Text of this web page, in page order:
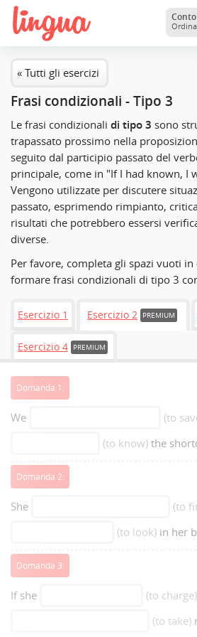
« Tutti gli esercizi
Frasi condizionali - Tipo 3
Le frasi condizionali di tipo 3 sono
trapassato prossimo nella
seguito dal participio passato del
principale, come in "If I had known, I
Vengono utilizzate per discutere
passato, esprimendo rimpianto,
risultati che potrebbero essersi
diverse.
Per favore, completa gli spazi vuoti
formare frasi condizionali di tipo 3
Esercizio 1 Esercizio 2 PREMIUM
Esercizio 4 PREMIUM
Domanda 1:
We (to
(to know) the
Domanda 2:
She (to
(to look) in her
Domanda 3:
If she (to charge)
(to take)